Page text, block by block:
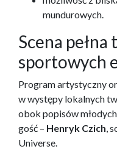
mundurowych.
Scena
sportowych
Program artystyczny
w występy lokalnych
obok popisów
gość – Henryk Czich,
Universe.